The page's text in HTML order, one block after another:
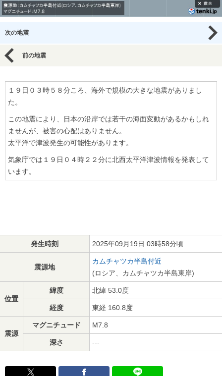
次の地震
前の地震
１９日０３時５８分ころ、海外で規模の大きな地震がありまし
た。
この地震により、日本の沿岸では若干の海面変動があるかもしれ
ませんが、被害の心配はありません。
太平洋で津波発生の可能性があります。
気象庁では１９日０４時２２分に北西太平洋津波情報を発表して
います。
発生時刻 2025年09月19日 03時58分頃
震源地
カムチャツカ半島付近
(ロシア、カムチャツカ半島東岸)
位置
緯度 北緯 53.0度
経度 東経 160.8度
震源
マグニチュード M7.8
深さ ---